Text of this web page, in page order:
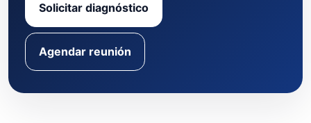
Solicitar diagnóstico
Agendar reunión